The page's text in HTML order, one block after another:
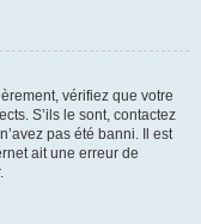
vérifiez que votre
S’ils le sont, contactez
pas été banni. Il est
ait une erreur de